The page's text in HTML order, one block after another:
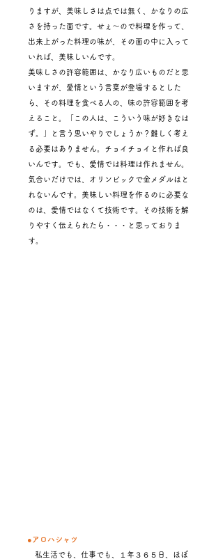
●アロハシャツ
私生活でも、仕事でも、１年３６５日、ほぼ
りますが、美味しさは点では無く、かなりの広
さを持った面です。せぇ～ので料理を作って、
出来上がった料理の味が、その面の中に入って
いれば、美味しいんです。
美味しさの許容範囲は、かなり広いものだと思
いますが、愛情という言葉が登場するとした
ら、その料理を食べる人の、味の許容範囲を考
えること。「この人は、こういう味が好きなは
ず。」と言う思いやりでしょうか？難しく考え
る必要はありません。チョイチョイと作れば良
いんです。でも、愛情では料理は作れません。
気合いだけでは、オリンピックで金メダルはと
れないんです。美味しい料理を作るのに必要な
のは、愛情ではなくて技術です。その技術を解
りやすく伝えられたら・・・と思っておりま
す。